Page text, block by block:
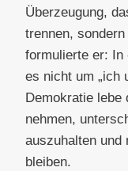
Überzeugung,
trennen,
formulierte er: In
es nicht um „ich
Demokratie
nehmen,
auszuhalten und
bleiben.